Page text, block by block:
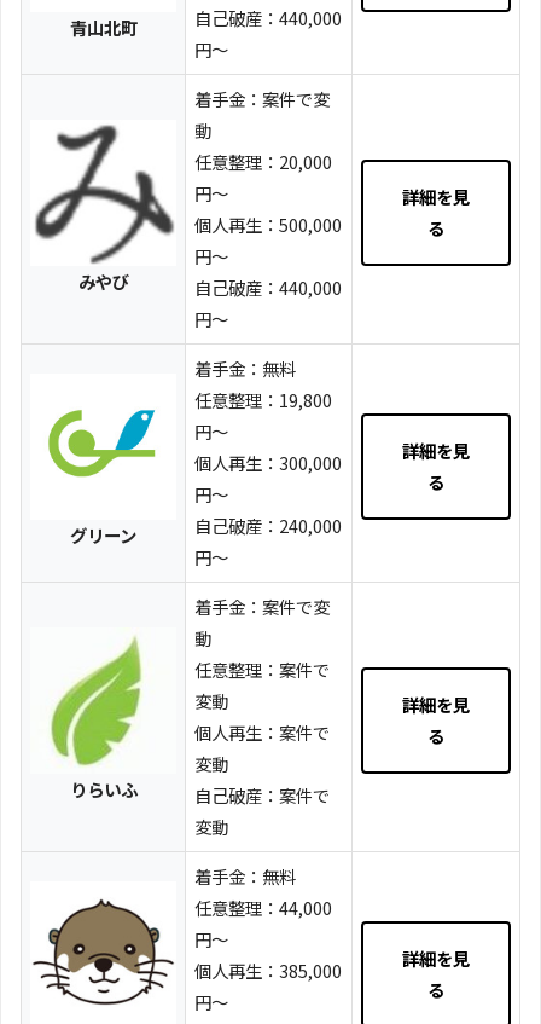
青山北町
自己破産：440,000
円～
みやび
着手金：案件で変
動
任意整理：20,000
円～
個人再生：500,000
円～
自己破産：440,000
円～
詳細を見
る
グリーン
着手金：無料
任意整理：19,800
円～
個人再生：300,000
円～
自己破産：240,000
円～
詳細を見
る
りらいふ
着手金：案件で変
動
任意整理：案件で
変動
個人再生：案件で
変動
自己破産：案件で
変動
詳細を見
る
着手金：無料
任意整理：44,000
円～
個人再生：385,000
円～
詳細を見
る